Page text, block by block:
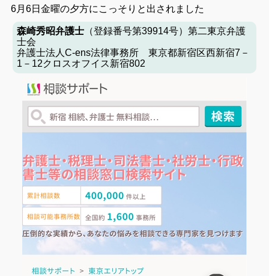
6月6日金曜の夕方にこっそりと出されました
森崎秀昭弁護士（登録番号第39914号）第二東京弁護
士会
弁護士法人C-ens法律事務所 東京都新宿区西新宿7－
1－12クロスオフイス新宿802